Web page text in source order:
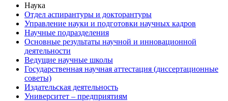
Наука
Отдел аспирантуры и докторантуры
Управление науки и подготовки научных кадров
Научные подразделения
Основные результаты научной и инновационной
деятельности
Ведущие научные школы
Государственная научная аттестация (диссертационные
советы)
Издательская деятельность
Университет – предприятиям